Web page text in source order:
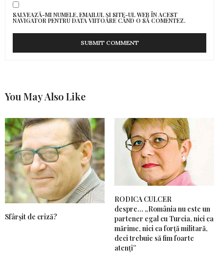
SALVEAZĂ-MI NUMELE, EMAILUL ȘI SITE-UL WEB ÎN ACEST
NAVIGATOR PENTRU DATA VIITOARE CÂND O SĂ COMENTEZ.
You May Also Like
Sfârșit de criză?
RODICA CULCER
despre… „România nu este un
partener egal cu Turcia, nici ca
mărime, nici ca forță militară,
deci trebuie să fim foarte
atenți”